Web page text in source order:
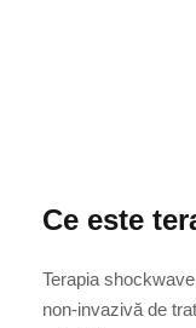
Ce este
Terapia
non-invazivă de